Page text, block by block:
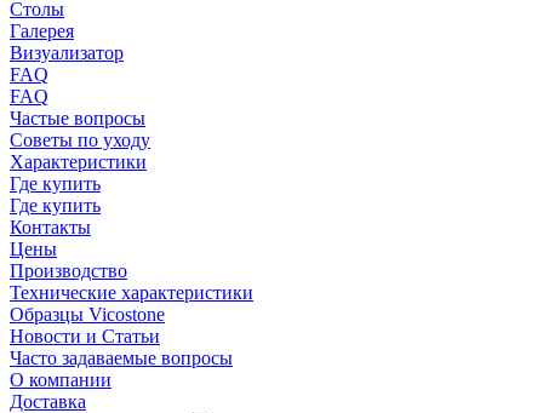
Столы
Галерея
Визуализатор
FAQ
FAQ
Частые вопросы
Советы по уходу
Характеристики
Где купить
Где купить
Контакты
Цены
Производство
Технические характеристики
Образцы Vicostone
Новости и Статьи
Часто задаваемые вопросы
О компании
Доставка